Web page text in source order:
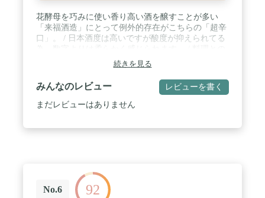
花酵母を巧みに使い香り高い酒を醸すことが多い
「来福酒造」にとって例外的存在がこちらの「超辛
口」。 / 日本酒度は高いですが酸度が抑えられてる
相性も抜群で冷やから燗まで楽しめる万能な1本で
す。 / これが来福流「超辛口」 / 来福 純米吟醸 超辛
口 DATE：【原料米、茨城県産ひたち錦100％】
【アルコール度数17度】【精米歩合55％】【日本酒
度、＋18】【酸度、1.2】【容量1800ml】【通常
続きを見る
みんなのレビュー レビューを書く
まだレビューはありません
No.6 92